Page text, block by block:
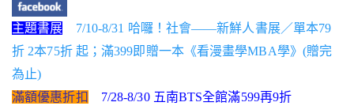
主題書展
7/10-8/31 哈囉！社會——新鮮人書展／單本79
折 2本75折 起；滿399即贈一本《看漫畫學MBA學》(贈完
為止)
滿額優惠折扣
7/28-8/30 五南BTS全館滿599再9折